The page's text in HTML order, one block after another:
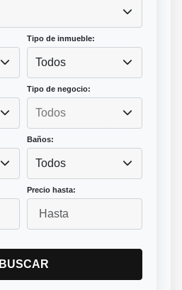
Tipo de inmueble:
Todos
Tipo de negocio:
Baños:
Todos
Precio hasta:
BUSCAR